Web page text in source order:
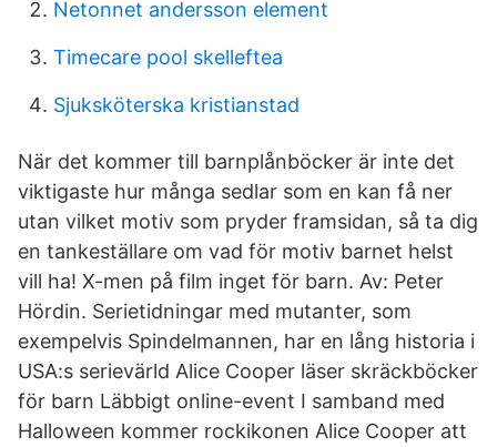
Netonnet andersson element
Timecare pool skelleftea
Sjuksköterska kristianstad
När det kommer till barnplånböcker är inte det
viktigaste hur många sedlar som en kan få ner
utan vilket motiv som pryder framsidan, så ta dig
en tankeställare om vad för motiv barnet helst
vill ha! X-men på film inget för barn. Av: Peter
Hördin. Serietidningar med mutanter, som
exempelvis Spindelmannen, har en lång historia i
USA:s serievärld Alice Cooper läser skräckböcker
för barn Läbbigt online-event I samband med
Halloween kommer rockikonen Alice Cooper att